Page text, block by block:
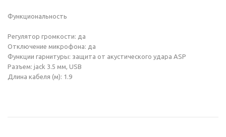
Функциональность
Регулятор громкости: да
Отключение микрофона: да
Функции гарнитуры: защита от акустического удара ASP
Разъем: jack 3.5 мм, USB
Длина кабеля (м): 1.9